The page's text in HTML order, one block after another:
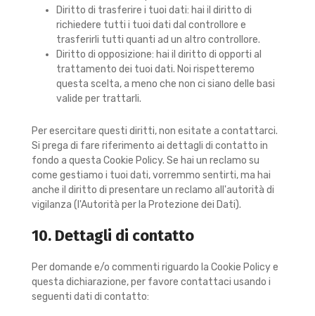
Diritto di trasferire i tuoi dati: hai il diritto di
richiedere tutti i tuoi dati dal controllore e
trasferirli tutti quanti ad un altro controllore.
Diritto di opposizione: hai il diritto di opporti al
trattamento dei tuoi dati. Noi rispetteremo
questa scelta, a meno che non ci siano delle basi
valide per trattarli.
Per esercitare questi diritti, non esitate a contattarci.
Si prega di fare riferimento ai dettagli di contatto in
fondo a questa Cookie Policy. Se hai un reclamo su
come gestiamo i tuoi dati, vorremmo sentirti, ma hai
anche il diritto di presentare un reclamo all'autorità di
vigilanza (l'Autorità per la Protezione dei Dati).
10. Dettagli di contatto
Per domande e/o commenti riguardo la Cookie Policy e
questa dichiarazione, per favore contattaci usando i
seguenti dati di contatto: